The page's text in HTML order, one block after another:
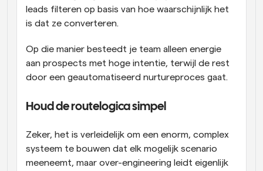
leads filteren op basis van hoe waarschijnlijk het
is dat ze converteren.
Op die manier besteedt je team alleen energie
aan prospects met hoge intentie, terwijl de rest
door een geautomatiseerd nurtureproces gaat.
Houd de routelogica simpel
Zeker, het is verleidelijk om een enorm, complex
systeem te bouwen dat elk mogelijk scenario
meeneemt, maar over-engineering leidt eigenlijk